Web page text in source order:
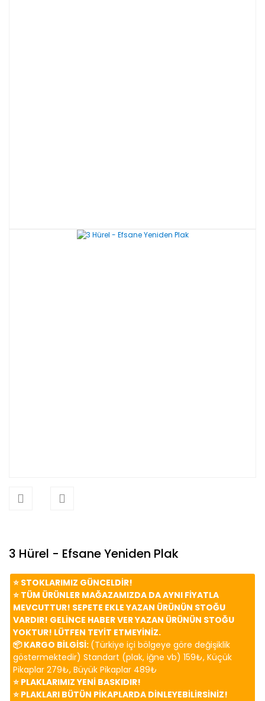
3 Hürel - Efsane Yeniden Plak
⭐️ STOKLARIMIZ GÜNCELDİR!
⭐️ TÜM ÜRÜNLER MAĞAZAMIZDA DA AYNI FİYATLA
MEVCUTTUR! SEPETE EKLE YAZAN ÜRÜNÜN STOĞU
VARDIR! GELİNCE HABER VER YAZAN ÜRÜNÜN STOĞU
YOKTUR! LÜTFEN TEYİT ETMEYİNİZ.
📦 KARGO BİLGİSİ: (Türkiye içi bölgeye göre değişiklik
göstermektedir) Standart (plak, iğne vb) 159₺, Küçük
Pikaplar 279₺, Büyük Pikaplar 489₺
⭐️ PLAKLARIMIZ YENİ BASKIDIR!
⭐️ PLAKLARI BÜTÜN PİKAPLARDA DİNLEYEBİLİRSİNİZ!